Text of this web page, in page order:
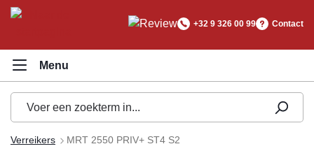
+32 9 326 00 99 Contact
Verreikers MRT 2550 PRIV+ ST4 S2